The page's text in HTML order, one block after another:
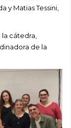
y Matias Tessini,
cátedra,
de la